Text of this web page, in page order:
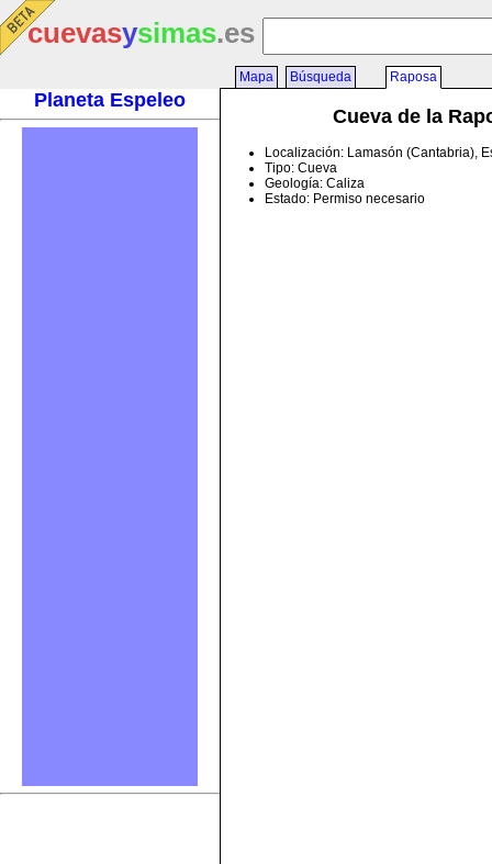
cuevasysimas.es
Planeta Espeleo
Mapa Búsqueda Raposa
Cueva de la
Localización: Lamasón (Cantabria),
Tipo: Cueva
Geología: Caliza
Estado: Permiso necesario